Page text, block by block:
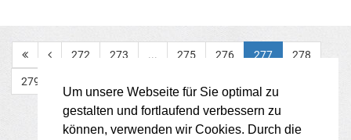
Um unsere Webseite für Sie optimal zu
gestalten und fortlaufend verbessern zu
können, verwenden wir Cookies. Durch die
272 273 ... 275 276 277 278
279